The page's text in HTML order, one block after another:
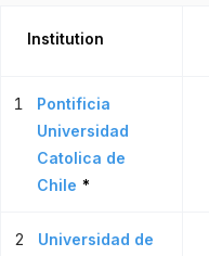
Institution
1
Pontificia
Universidad
Catolica de
Chile *
2
Universidad de